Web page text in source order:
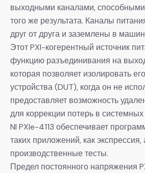
выходными каналами, способными
того же результата. Каналы
друг от друга и заземлены в
Этот PXI-когерентный источник
функцию разъединивания на
которая позволяет изолировать
устройства (DUT), когда он не
предоставляет возможность
для коррекции потерь в
NI PXIe-4113 обеспечивает
таких приложений, как
производственные тесты.
Предел постоянного напряжения